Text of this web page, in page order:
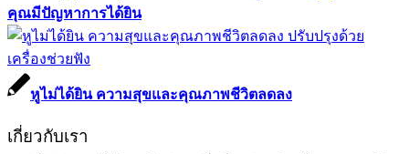
คุณมีปัญหาการได้ยิน
หูไม่ได้ยิน ความสุขและคุณภาพชีวิตลดลง
เกี่ยวกับเรา